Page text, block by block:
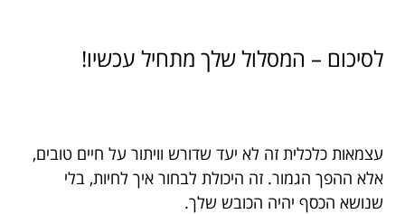
לסיכום – המסלול שלך מתחיל עכשיו!
עצמאות כלכלית זה לא יעד שדורש וויתור על חיים טובים,
אלא ההפך הגמור. זה היכולת לבחור איך לחיות, בלי
שנושא הכסף יהיה הכובש שלך.